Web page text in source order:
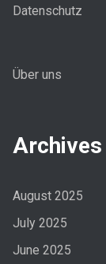
Datenschutz
Über uns
Archives
August 2025
July 2025
June 2025